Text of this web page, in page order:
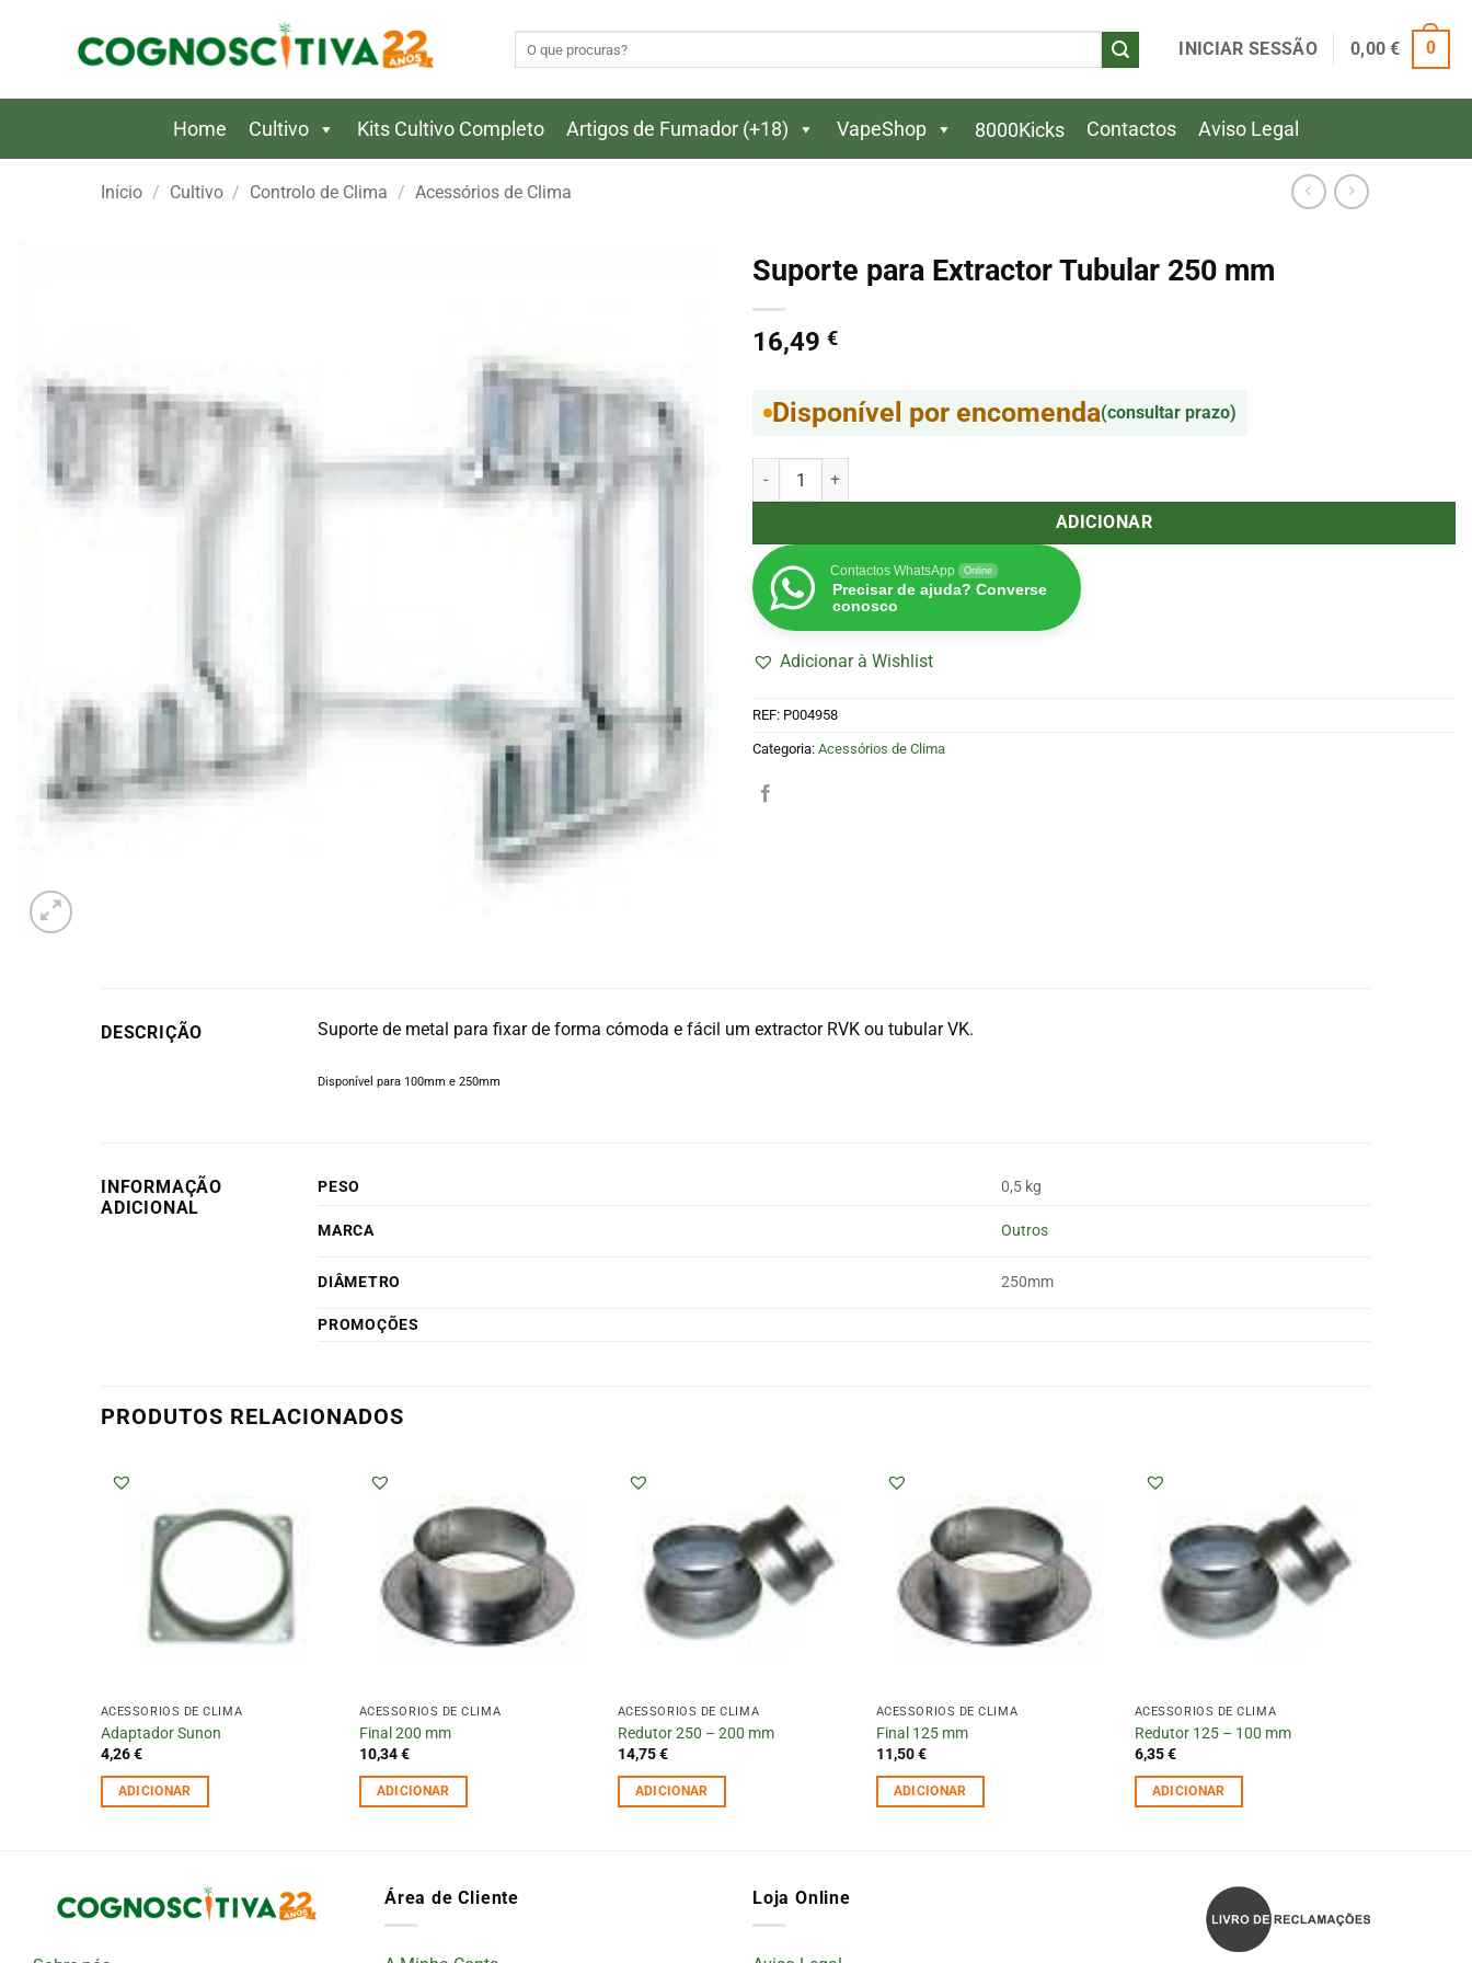
INICIAR SESSÃO 0,00€ 0
Home Cultivo Kits Cultivo Completo Artigos de Fumador (+18) VapeShop 8000Kicks Contactos Aviso Legal
Início / Cultivo / Controlo de Clima / Acessórios de Clima
Suporte para Extractor Tubular 250 mm
16,49 €
Disponível por encomenda(consultar prazo)
Quantidade de Suporte para Extractor Tubular 250 mm
ADICIONAR
Contactos WhatsApp Online
Precisar de ajuda? Converse
conosco
Adicionar à Wishlist
REF: P004958
Categoria: Acessórios de Clima
DESCRIÇÃO Suporte de metal para fixar de forma cómoda e fácil um extractor RVK ou tubular VK.
Disponível para 100mm e 250mm
INFORMAÇÃO
ADICIONAL
PESO 0,5 kg
MARCA Outros
DIÂMETRO 250mm
PROMOÇÕES
PRODUTOS RELACIONADOS
ACESSÓRIOS DE CLIMA
Adaptador Sunon
4,26€
ADICIONAR
ACESSÓRIOS DE CLIMA
Final 200 mm
10,34€
ADICIONAR
ACESSÓRIOS DE CLIMA
Redutor 250 – 200 mm
14,75€
ADICIONAR
ACESSÓRIOS DE CLIMA
Final 125 mm
11,50€
ADICIONAR
ACESSÓRIOS DE CLIMA
Redutor 125 – 100 mm
6,35€
ADICIONAR
Área de Cliente Loja Online